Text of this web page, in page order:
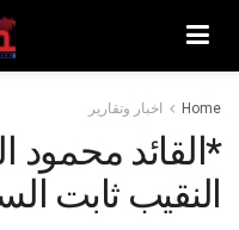
Home اخبار وتقارير
*القائد محمود
النقيب ثابت